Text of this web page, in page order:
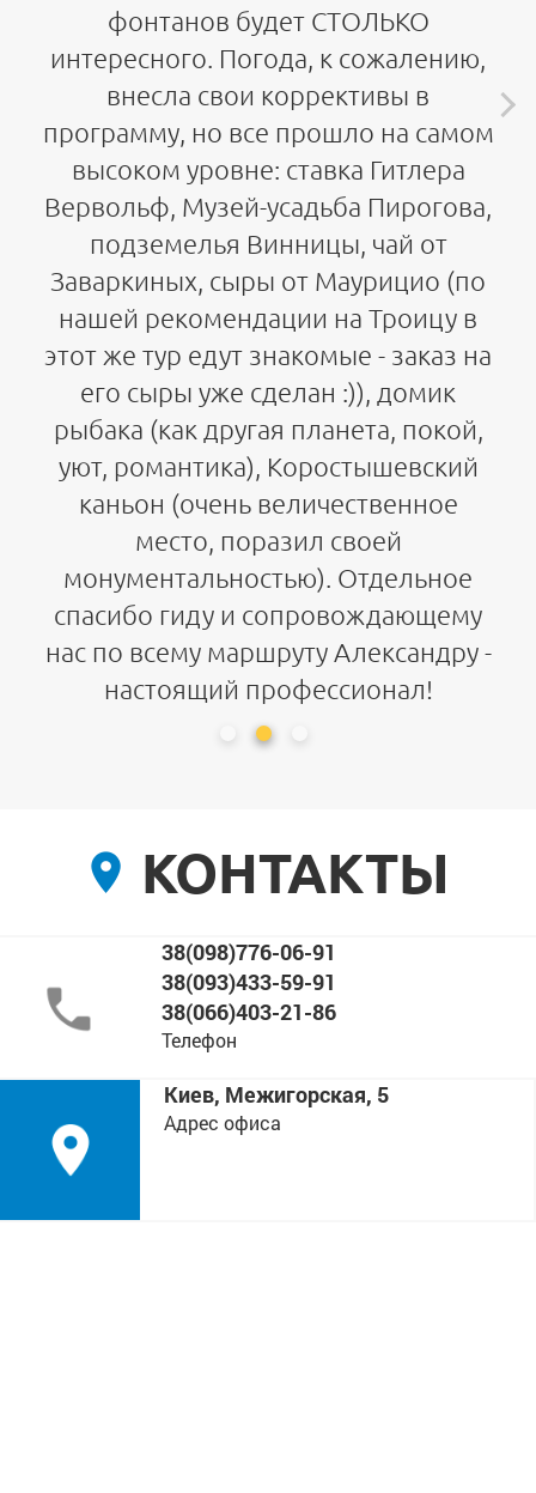
фонтанов будет СТОЛЬКО
интересного. Погода, к сожалению,
внесла свои коррективы в
программу, но все прошло на самом
высоком уровне: ставка Гитлера
Вервольф, Музей-усадьба Пирогова,
подземелья Винницы, чай от
Заваркиных, сыры от Маурицио (по
нашей рекомендации на Троицу в
этот же тур едут знакомые - заказ на
его сыры уже сделан :)), домик
рыбака (как другая планета, покой,
уют, романтика), Коростышевский
каньон (очень величественное
место, поразил своей
монументальностью). Отдельное
спасибо гиду и сопровождающему
нас по всему маршруту Александру -
настоящий профессионал!
КОНТАКТЫ
38(098)776-06-91
38(093)433-59-91
38(066)403-21-86
Телефон
Киев, Межигорская, 5
Адрес офиса